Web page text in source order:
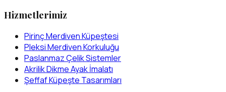
Hizmetlerimiz
Pirinç Merdiven Küpeştesi
Pleksi Merdiven Korkuluğu
Paslanmaz Çelik Sistemler
Akrilik Dikme Ayak İmalatı
Şeffaf Küpeşte Tasarımları